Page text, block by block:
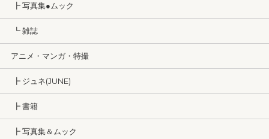
┣ 写真集●ムック
┗ 雑誌
アニメ・マンガ・特撮
┣ ジュネ(JUNE)
┣ 書籍
┣ 写真集＆ムック